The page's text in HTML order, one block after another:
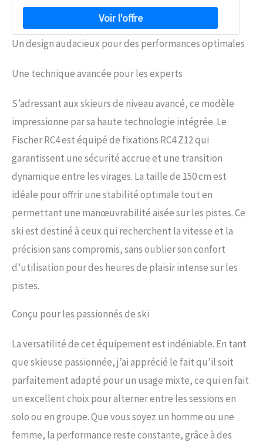
Un design audacieux pour des performances optimales
Une technique avancée pour les experts
S’adressant aux skieurs de niveau avancé, ce modèle
impressionne par sa haute technologie intégrée. Le
Fischer RC4 est équipé de fixations RC4 Z12 qui
garantissent une sécurité accrue et une transition
dynamique entre les virages. La taille de 150 cm est
idéale pour offrir une stabilité optimale tout en
permettant une manœuvrabilité aisée sur les pistes. Ce
ski est destiné à ceux qui recherchent la vitesse et la
précision sans compromis, sans oublier son confort
d’utilisation pour des heures de plaisir intense sur les
pistes.
Conçu pour les passionnés de ski
La versatilité de cet équipement est indéniable. En tant
que skieuse passionnée, j’ai apprécié le fait qu’il soit
parfaitement adapté pour un usage mixte, ce qui en fait
un excellent choix pour alterner entre les sessions en
solo ou en groupe. Que vous soyez un homme ou une
femme, la performance reste constante, grâce à des